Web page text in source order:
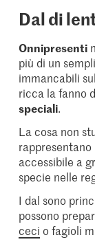
Dal di
Onnipresenti
più di un
immancabili
ricca la fanno
speciali.
La cosa non
accessibile a
specie nelle
I dal sono
possono
ceci o fagioli